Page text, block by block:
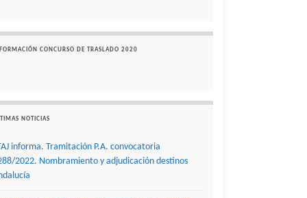
CONCURSO DE TRASLADO 2020
NOTICIAS
informa. Tramitación P.A. convocatoria
2022. Nombramiento y adjudicación destinos